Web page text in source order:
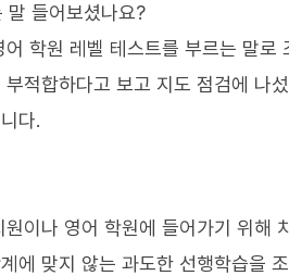
말 들어보셨나요?
어 학원 레벨 테스트를 부르는 말
적합하다고 보고 지도 점검에 나
다.
원이나 영어 학원에 들어가기 위해
에 맞지 않는 과도한 선행학습을